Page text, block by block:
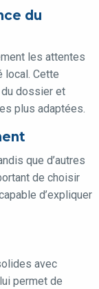
du
les attentes
local. Cette
dossier et
plus adaptées.
que d’autres
de choisir
d’expliquer
avec
permet de